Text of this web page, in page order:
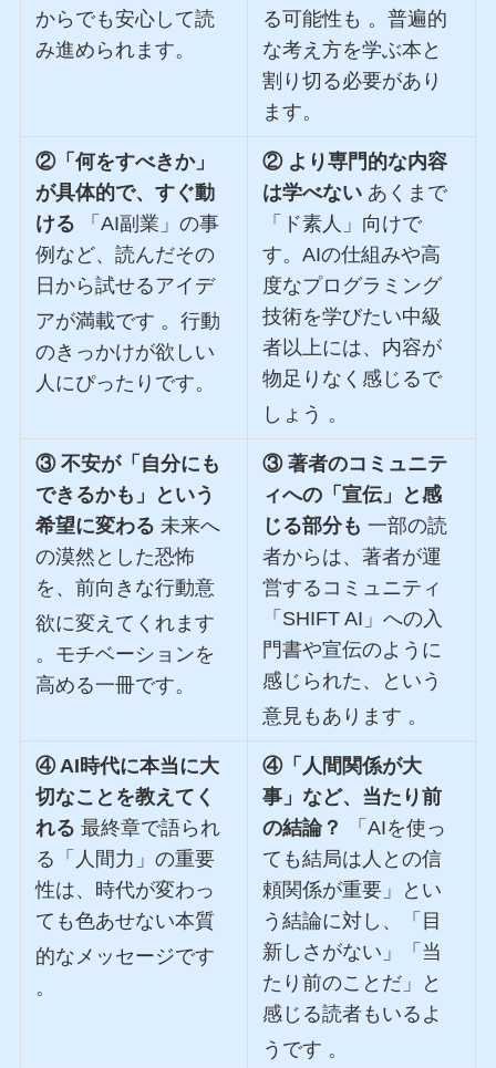
からでも安心して読
み進められます。
る可能性も 。普遍的
な考え方を学ぶ本と
割り切る必要があり
ます。
②「何をすべきか」
が具体的で、すぐ動
ける 「AI副業」の事
例など、読んだその
日から試せるアイデ
アが満載です 。行動
のきっかけが欲しい
人にぴったりです。
② より専門的な内容
は学べない あくまで
「ド素人」向けで
す。AIの仕組みや高
度なプログラミング
技術を学びたい中級
者以上には、内容が
物足りなく感じるで
しょう 。
③ 不安が「自分にも
できるかも」という
希望に変わる 未来へ
の漠然とした恐怖
を、前向きな行動意
欲に変えてくれます
。モチベーションを
高める一冊です。
③ 著者のコミュニテ
ィへの「宣伝」と感
じる部分も 一部の読
者からは、著者が運
営するコミュニティ
「SHIFT AI」への入
門書や宣伝のように
感じられた、という
意見もあります 。
④ AI時代に本当に大
切なことを教えてく
れる 最終章で語られ
る「人間力」の重要
性は、時代が変わっ
ても色あせない本質
的なメッセージです
。
④「人間関係が大
事」など、当たり前
の結論？
「AIを使っ
ても結局は人との信
頼関係が重要」とい
う結論に対し、「目
新しさがない」「当
たり前のことだ」と
感じる読者もいるよ
うです 。